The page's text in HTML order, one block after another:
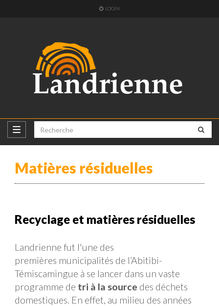
LOGIN
Matières résiduelles
Recyclage et matières résiduelles
Landrienne fut l'une des
premières municipalités de l’Abitibi-
Témiscamingue à se lancer dans un vaste
programme de tri à la source des déchets
domestiques. En effet, au milieu des années